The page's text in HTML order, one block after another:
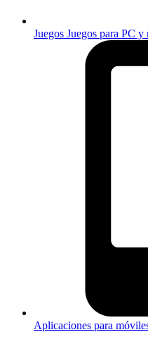
Juegos Juegos para PC y
Aplicaciones para